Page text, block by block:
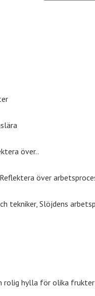
över..
över
tekniker, Slöjdens
rolig hylla för olika